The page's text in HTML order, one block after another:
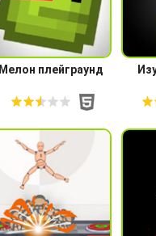
Мелон плейграунд